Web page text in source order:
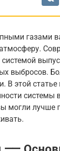
газами
выбросов.
В этой
системы
могли лучше